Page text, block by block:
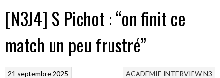
[N3J4] S Pichot : “on finit ce
match un peu frustré”
ACADEMIE INTERVIEWN3
21 septembre 2025